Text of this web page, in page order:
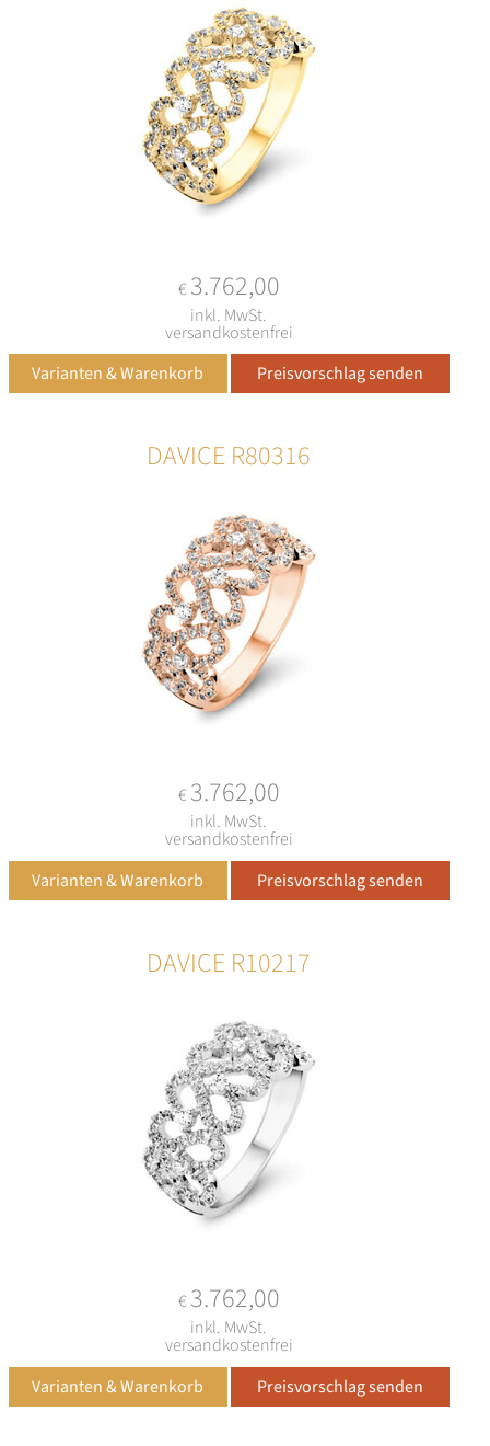
€3.762,00
inkl. MwSt.
versandkostenfrei
DAVICE R80316
€3.762,00
inkl. MwSt.
versandkostenfrei
DAVICE R10217
€3.762,00
inkl. MwSt.
versandkostenfrei